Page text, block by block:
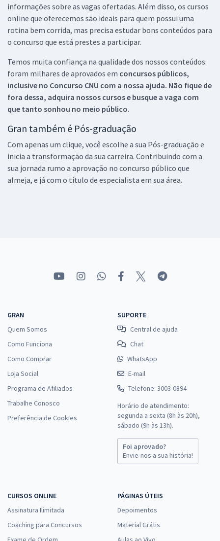
informações sobre as vagas ofertadas. Além disso, os cursos
online que oferecemos são ideais para quem possui uma
rotina bem corrida, mas precisa estudar bons conteúdos para
o concurso que está prestes a participar.
Temos muita confiança na qualidade dos nossos conteúdos:
foram milhares de aprovados em concursos públicos,
inclusive no Concurso CNU com a nossa ajuda. Não fique de
fora dessa, adquira nossos cursos e busque a vaga com
que tanto sonhou no meio público.
Gran também é Pós-graduação
Com apenas um clique, você escolhe a sua Pós-graduação e
inicia a transformação da sua carreira. Contribuindo com a
sua jornada rumo a aprovação no concurso público que
almeja, e já com o título de especialista em sua área.
GRAN
Quem Somos
Como Funciona
Como Comprar
Loja Social
Programa de Afiliados
Trabalhe Conosco
Preferência de Cookies
SUPORTE
Central de ajuda
Chat
WhatsApp
E-mail
Telefone: 3003-0894
Horário de atendimento:
segunda a sexta (8h às 20h),
sábado (9h às 13h).
Foi aprovado?
Envie-nos a sua história!
CURSOS ONLINE
Assinatura Ilimitada
Coaching para Concursos
PÁGINAS ÚTEIS
Depoimentos
Material Grátis